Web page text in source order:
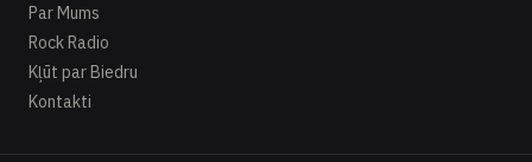
Par Mums
Rock Radio
Kļūt par Biedru
Kontakti